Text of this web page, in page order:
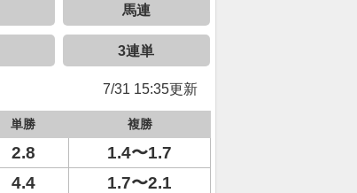
馬連
3連単
7/31 15:35更新
単勝 複勝
2.8
1.4〜1.7
4.4
1.7〜2.1